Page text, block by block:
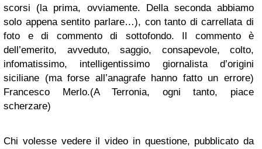
scorsi (la prima, ovviamente. Della seconda abbiamo
solo appena sentito parlare…), con tanto di carrellata di
foto e di commento di sottofondo. Il commento è
dell’emerito, avveduto, saggio, consapevole, colto,
infomatissimo, intelligentissimo giornalista d’origini
siciliane (ma forse all’anagrafe hanno fatto un errore)
Francesco Merlo.(A Terronia, ogni tanto, piace
scherzare)
Chi volesse vedere il video in questione, pubblicato da